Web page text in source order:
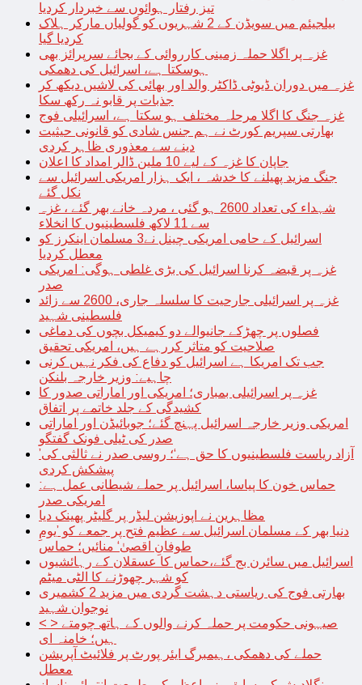
تیز رفتار ہوائوں سے خبردار کردیا
بیلجیئم میں سویڈن کے 2 شہریوں کو گولیاں مارکر ہلاک
کردیا گیا
غزہ پر اگلا حملہ زمینی کارروائی کے بجائے سرپرائز بھی
ہوسکتا ہے، اسرائیل کی دھمکی
غزہ میں دوران ڈیوٹی ڈاکٹر والد اور بھائی کی لاشیں دیکھ کر
جذبات پر قابو نہ رکھ سکا
غزہ جنگ کا اگلا مرحلہ مختلف ہو سکتا ہے، اسرائیلی فوج
بھارتی سپریم کورٹ نے ہم جنس شادی کو قانونی حیثیت
دینے سے معذوری ظاہر کردی
جاپان کا غزہ کے لیے 10 ملین ڈالر امداد کا اعلان
جنگ مزید پھیلنے کا خدشہ ، ایک ہزار امریکی اسرائیل سے
نکل گئے
شہداء کی تعداد 2600 ہو گئی ، مردہ خانے بھر گئے ، غزہ
سے 11 لاکھ فلسطینیوں کا انخلاء
اسرائیل کے حامی امریکی چینل نے3 مسلمان اینکرز کو
معطل کردیا
غزہ پر قبضہ کرنا اسرائیل کی بڑی غلطی ہوگی: امریکی
صدر
غزہ پر اسرائیلی جارحیت کا سلسلہ جاری، 2600 سے زائد
فلسطینی شہید
فصلوں پر چھڑکے جانیوالے دو کیمیکل بچوں کی دماغی
صلاحیت کو متاثر کررہے ہیں، امریکی تحقیق
جب تک امریکا ہے اسرائیل کو دفاع کی فکر نہیں کرنی
چاہیے: وزیر خارجہ بلنکن
غزہ پر اسرائیلی بمباری؛ امریکی اور اماراتی صدور کا
کشیدگی کے جلد خاتمے پر اتفاق
امریکی وزیر خارجہ اسرائیل پہنچ گئے؛ جوبائیڈن اور اماراتی
صدر کی ٹیلی فونک گفتگو
’آزاد ریاست فلسطینیوں کا حق ہے‘؛ روسی صدر نے ثالثی کی
پیشکش کردی
حماس خون کا پیاسا، اسرائیل پر حملے شیطانی عمل ہے:
امریکی صدر
مظاہرین نے اپوزیشن لیڈر پر گلیٹر پھینک دیا
دنیا بھر کے مسلمان اسرائیل سے عظیم فتح پر جمعے کو ’یومِ
طوفانِ اقصیٰ‘ منائیں؛ حماس
اسرائیل میں سائرن بج گئے،حماس کا عسقلان کے رہائشیوں
کو شہر چھوڑنے کا الٹی میٹم
بھارتی فوج کی ریاستی دہشت گردی میں مزید 2 کشمیری
نوجوان شہید
< > صیہونی حکومت پر حملہ کرنے والوں کے ہاتھ چومتے
ہیں؛ خامنہ ای
حملے کی دھمکی ،ہیمبرگ ایئر پورٹ پر فلائیٹ آپریشن
معطل